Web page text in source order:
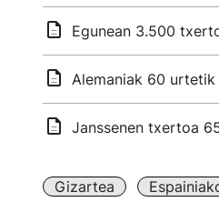
Egunean 3.500
Alemaniak 60
Janssenen txertoa
Gizartea